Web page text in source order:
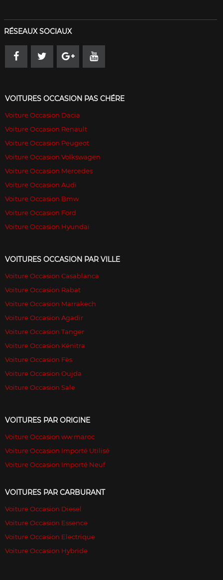
RÉSEAUX SOCIAUX
VOITURES OCCASION PAS CHÉRE
Voiture Occasion Dacia
Voiture Occasion Renault
Voiture Occasion Peugeot
Voiture Occasion Volkswagen
Voiture Occasion Mercedes
Voiture Occasion Audi
Voiture Occasion Bmw
Voiture Occasion Ford
Voiture Occasion Hyundai
VOITURES OCCASION PAR VILLE
Voiture Occasion Casablanca
Voiture Occasion Rabat
Voiture Occasion Marrakech
Voiture Occasion Agadir
Voiture Occasion Tanger
Voiture Occasion Kénitra
Voiture Occasion Fès
Voiture Occasion Oujda
Voiture Occasion Sale
VOITURES PAR ORIGINE
Voiture Occasion ww maroc
Voiture Occasion Importé Utilisé
Voiture Occasion Importé Neuf
VOITURES PAR CARBURANT
Voiture Occasion Diesel
Voiture Occasion Essence
Voiture Occasion Electrique
Voiture Occasion Hybride